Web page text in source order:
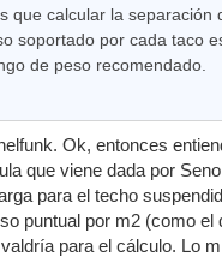
que calcular la separación
soportado por cada taco
de peso recomendado.
Ok, entonces
que viene dada por
para el techo
puntual por m2 (como el
para el cálculo. Lo